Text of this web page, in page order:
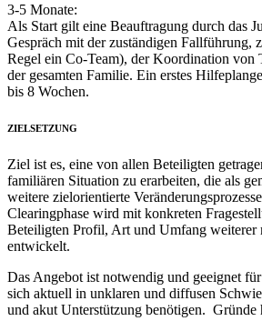
3-5 Monate:
Als Start gilt eine Beauftragung durch das
Gespräch mit der zuständigen Fallführung,
Regel ein Co-Team), der Koordination
der gesamten Familie. Ein erstes
bis 8 Wochen.
ZIELSETZUNG
Ziel ist es, eine von allen Beteiligten
familiären Situation zu erarbeiten, die als
weitere zielorientierte
Clearingphase wird mit konkreten
Beteiligten Profil, Art und Umfang weiterer
entwickelt.
Das Angebot ist notwendig und geeignet
sich aktuell in unklaren und diffusen
und akut Unterstützung benötigen. Gründe